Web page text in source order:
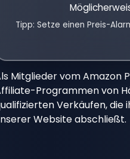
Tipp: Setze einen Preis-
Mitglieder vom Amazon
Programmen von
Verkäufen, die
Website abschließt.